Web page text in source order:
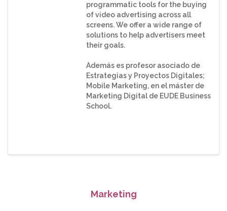
programmatic tools for the buying
of video advertising across all
screens. We offer a wide range of
solutions to help advertisers meet
their goals.
Además es profesor asociado de
Estrategias y Proyectos Digitales;
Mobile Marketing, en el máster de
Marketing Digital de EUDE Business
School.
Marketing